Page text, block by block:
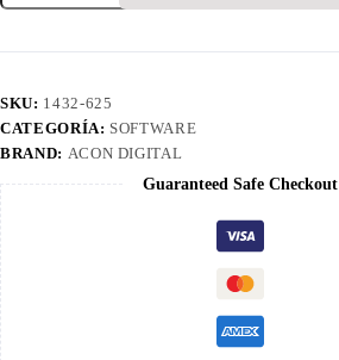
SKU: 1432-625
CATEGORÍA: SOFTWARE
BRAND: ACON DIGITAL
Guaranteed Safe Checkout